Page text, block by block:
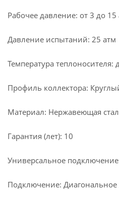
Рабочее давление: от 3 до 15
Давление испытаний: 25 атм
Температура теплоносителя:
Профиль коллектора:
Материал: Нержавеющая
Гарантия (лет): 10
Универсальное
Подключение: